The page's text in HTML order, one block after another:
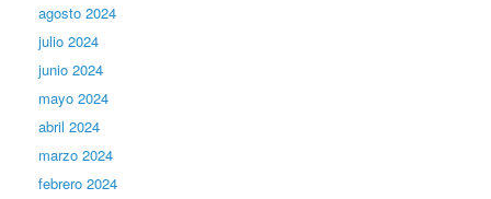
agosto 2024
julio 2024
junio 2024
mayo 2024
abril 2024
marzo 2024
febrero 2024